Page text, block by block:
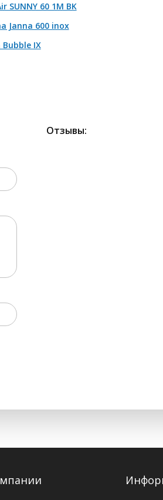
элементов и прочее
SUNNY 60 1M BK
Janna 600 inox
IX
Отзывы: